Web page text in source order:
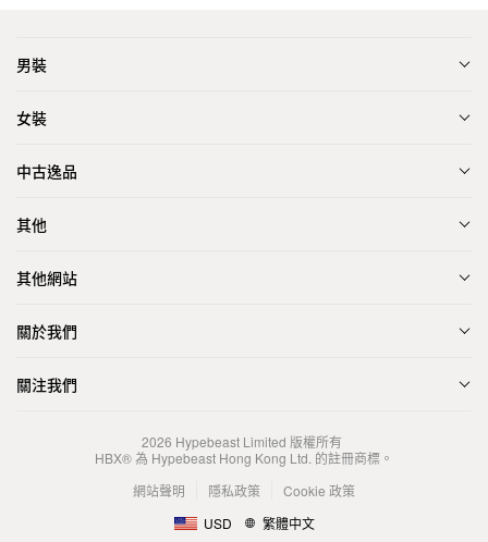
男裝
女裝
中古逸品
其他
其他網站
關於我們
關注我們
2026 Hypebeast Limited 版權所有
HBX® 為 Hypebeast Hong Kong Ltd. 的註冊商標。
網站聲明
隱私政策
Cookie 政策
USD
繁體中文